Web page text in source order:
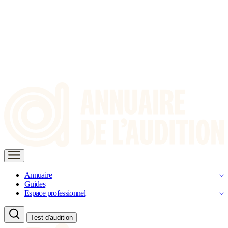
Annuaire
Guides
Espace professionnel
Test d'audition